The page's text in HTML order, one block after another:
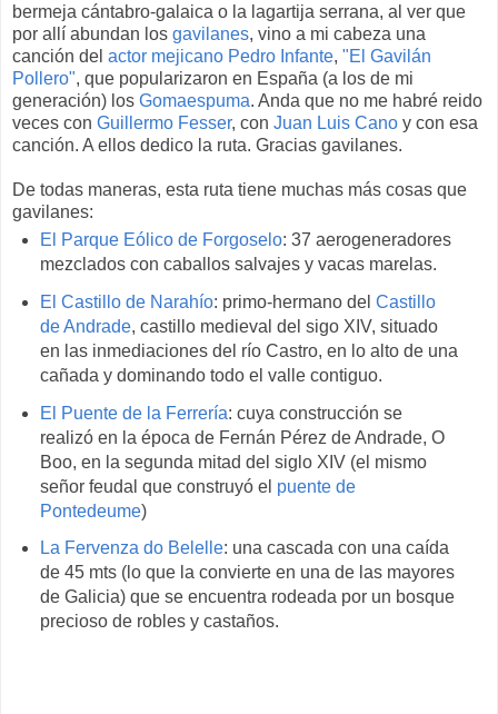
bermeja cántabro-galaica o la lagartija serrana, al ver que
por allí abundan los gavilanes, vino a mi cabeza una
canción del actor mejicano Pedro Infante, "El Gavilán
Pollero", que popularizaron en España (a los de mi
generación) los Gomaespuma. Anda que no me habré reido
veces con Guillermo Fesser, con Juan Luis Cano y con esa
canción. A ellos dedico la ruta. Gracias gavilanes.
De todas maneras, esta ruta tiene muchas más cosas que
gavilanes:
El Parque Eólico de Forgoselo: 37 aerogeneradores
mezclados con caballos salvajes y vacas marelas.
El Castillo de Narahío: primo-hermano del Castillo
de Andrade, castillo medieval del sigo XIV, situado
en las inmediaciones del río Castro, en lo alto de una
cañada y dominando todo el valle contiguo.
El Puente de la Ferrería: cuya construcción se
realizó en la época de Fernán Pérez de Andrade, O
Boo, en la segunda mitad del siglo XIV (el mismo
señor feudal que construyó el puente de
Pontedeume)
La Fervenza do Belelle: una cascada con una caída
de 45 mts (lo que la convierte en una de las mayores
de Galicia) que se encuentra rodeada por un bosque
precioso de robles y castaños.